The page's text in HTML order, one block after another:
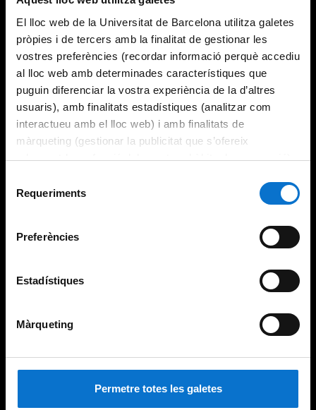
El lloc web de la Universitat de Barcelona utilitza galetes
pròpies i de tercers amb la finalitat de gestionar les
vostres preferències (recordar informació perquè accediu
al lloc web amb determinades característiques que
puguin diferenciar la vostra experiència de la d’altres
usuaris), amb finalitats estadístiques (analitzar com
interactueu amb el lloc web) i amb finalitats de
màrqueting (gestionar la publicitat que s’ofereix
adequant-la en funció dels vostres hàbits de navegació).
consultar laPolítica de galetes del lloc web de la
Requeriments
Preferències
Estadístiques
Màrqueting
Permetre totes les galetes